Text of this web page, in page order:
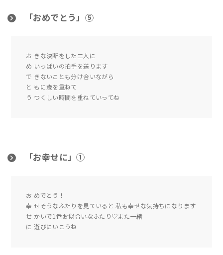
「おめでとう」⑤
お きな決断をした二人に
め いっぱいの拍手を送ります
で きないことも分け合いながら
と もに歳を重ねて
う つくしい時間を重ねていってね
「お幸せに」①
お めでとう！
幸 せそうなふたりを見ていると 私も幸せな気持ちになります
せ かいで1番お似合いなふたり♡また一緒
に 遊びにいこうね